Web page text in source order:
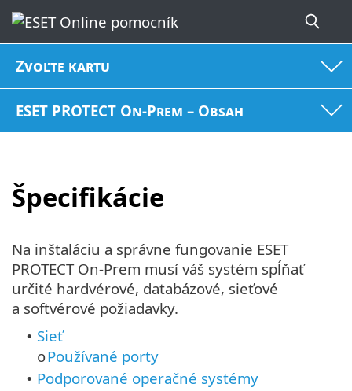
Zvoľte kartu
ESET PROTECT On-Prem – Obsah
Špecifikácie
Na inštaláciu a správne fungovanie ESET
PROTECT On-Prem musí váš systém spĺňať
určité hardvérové, databázové, sieťové
a softvérové požiadavky.
• Sieť
oPoužívané porty
• Podporované operačné systémy